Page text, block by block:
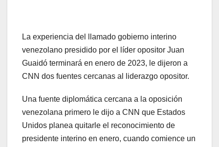
La experiencia del llamado gobierno interino
venezolano presidido por el líder opositor Juan
Guaidó terminará en enero de 2023, le dijeron a
CNN dos fuentes cercanas al liderazgo opositor.
Una fuente diplomática cercana a la oposición
venezolana primero le dijo a CNN que Estados
Unidos planea quitarle el reconocimiento de
presidente interino en enero, cuando comience un